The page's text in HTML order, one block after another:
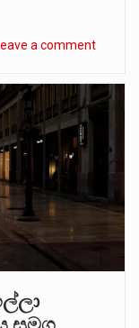
a comment